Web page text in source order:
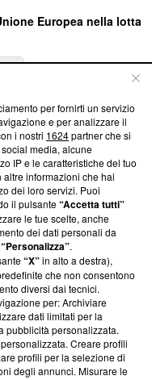
Europea nella lotta
su Blasting
come ci impegniamo a
la nostra aderenza a
News non è
richiesto di farne
una verifica di
per fornirti un servizio
e per analizzare il
i nostri 1624partner che si
media, alcune
IP e le caratteristiche del tuo
informazioni che hai
dei loro servizi. Puoi
il pulsante“Accetta tutti”
le tue scelte, anche
dei dati personali da
“Personalizza”.
“X”in alto a destra),
che non consentono
diversi dai tecnici.
per: Archiviare
dati limitati per la
pubblicità personalizzata.
Creare profili
profili per la selezione di
degli annunci. Misurare le